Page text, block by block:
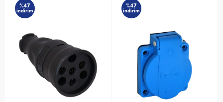
%47
indirim
%47
indirim